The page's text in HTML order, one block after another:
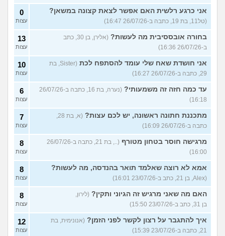
אני כרגע רלשית האם אפשר לצאת קצונה במשאן?
(טל11, בת 19, כתבה ב-26/07/26 16:47)
0
עצות
בחורה אובססיבית מה לעשות?
(אלירן, בן 30, כתב
ב-26/07/26 16:36)
13
עצות
אני חושדת שאח שלי עומד להסתפח לכת
(Sister, בת
29, כתבה ב-26/07/26 16:27)
10
עצות
עד כמה חזה זה משמעותי?
(נערה, בת 16, כתבה ב-26/07/26
16:18)
6
עצות
מתכננת חתונה ראשונה, יש לכם עצות?
כתבה ב-26/07/26 16:09)
7
עצות
מרגישה חוסר בטחון מטורף
(.., בת 21, כתבה ב-26/07/26
16:00)
8
עצות
אמא לא רוצה שאלמד תואר בהנדסה, מה לעשות?
(Alex, בן 21, כתב ב-23/07/26 16:01)
8
עצות
האם מה שאני מרגיש זה הגיוני ותקין? (לירון,
בן 31, כתב ב-23/07/26 15:50)
8
עצות
איך להתגבר על רצון לקשר לפני הזמן? (אנונימית, בת
21, כתבה ב-23/07/26 15:39)
12
עצות